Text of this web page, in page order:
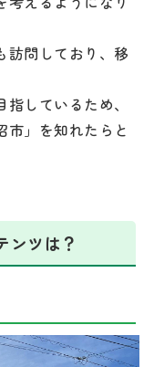
訪問しており、移
しているため、
市」を知れたらと
ンツは？